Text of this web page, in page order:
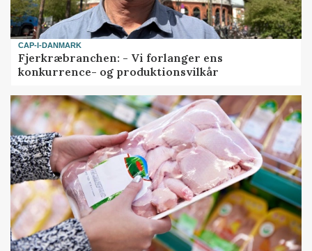
CAP-I-DANMARK
Fjerkræbranchen: - Vi forlanger ens
konkurrence- og produktionsvilkår